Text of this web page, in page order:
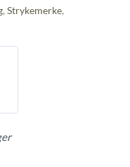
, Strykemerke,